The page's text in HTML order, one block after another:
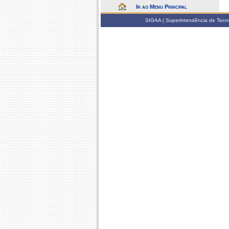
Ir ao Menu Principal
SIGAA | Superintendência de